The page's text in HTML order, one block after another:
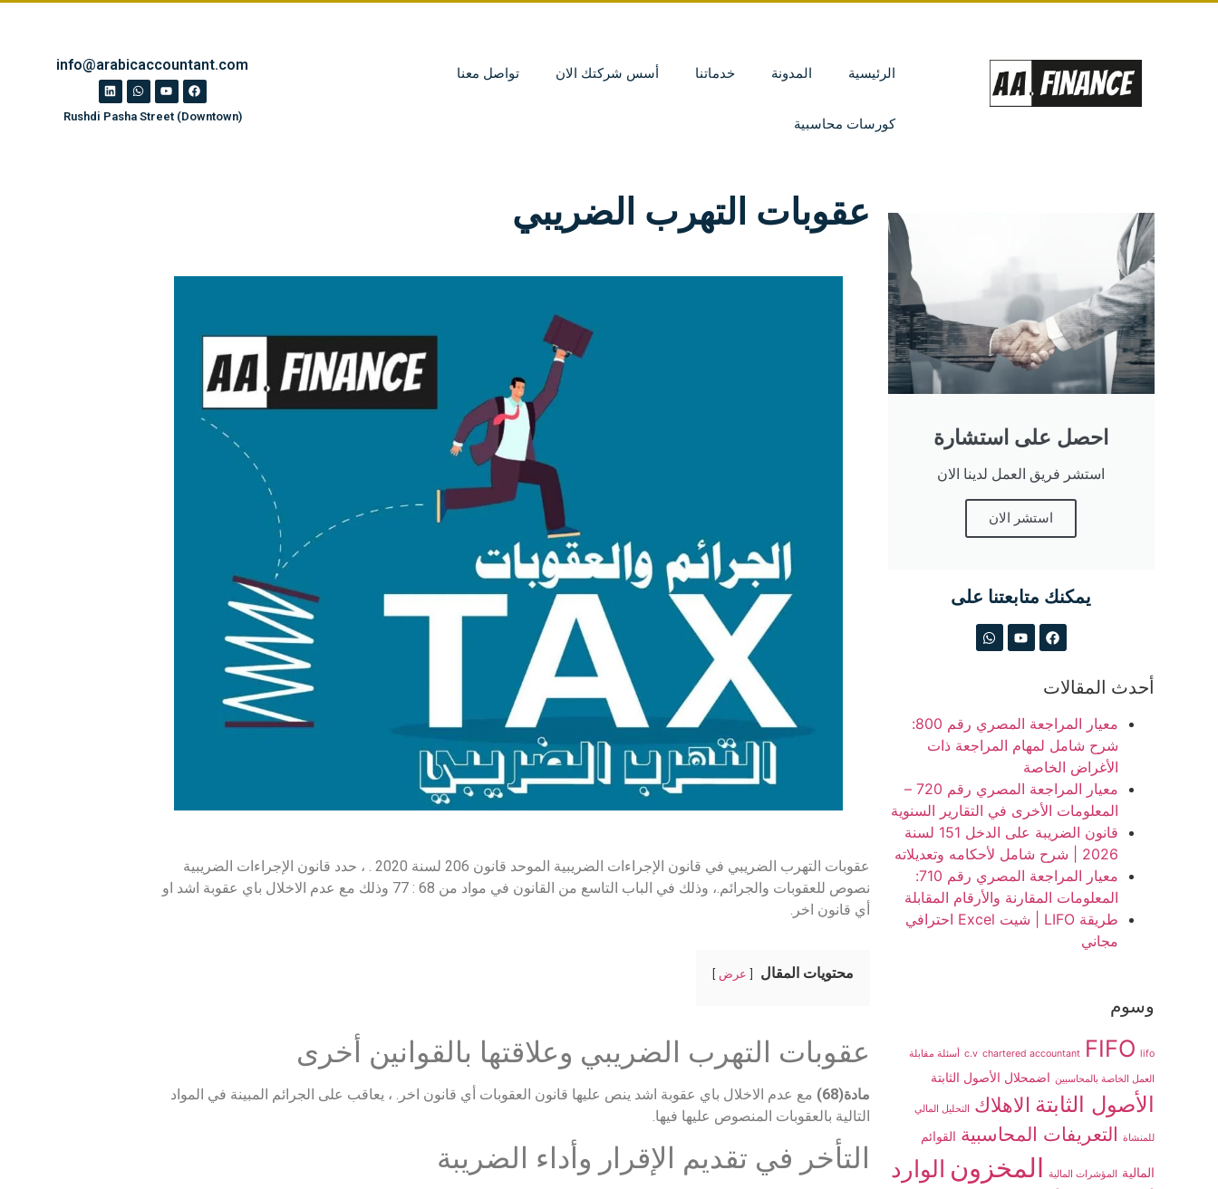
الرئيسية المدونة خدماتنا أسس شركتك الان تواصل معنا
كورسات محاسبية
info@arabicaccountant.com
Rushdi Pasha Street (Downtown)
احصل على استشارة
استشر فريق العمل لدينا الان
استشر الان
يمكنك متابعتنا على
أحدث المقالات
معيار المراجعة المصري رقم 800:
شرح شامل لمهام المراجعة ذات
الأغراض الخاصة
معيار المراجعة المصري رقم 720 –
المعلومات الأخرى في التقارير السنوية
قانون الضريبة على الدخل 151 لسنة
2026 | شرح شامل لأحكامه وتعديلاته
معيار المراجعة المصري رقم 710:
المعلومات المقارنة والأرقام المقابلة
طريقة LIFO | شيت Excel احترافي
مجاني
وسوم
c.v chartered accountant FIFO lifo أسئلة مقابلة
العمل الخاصة بالمحاسبين اضمحلال الأصول الثابتة
الأصول الثابتة الاهلاك التحليل المالي
للمنشاة التعريفات المحاسبية القوائم
المالية المؤشرات المالية المخزون الوارد
عقوبات التهرب الضريبي
عقوبات التهرب الضريبي في قانون الإجراءات الضريبية الموحد قانون 206 لسنة 2020 . ، حدد قانون الإجراءات الضريبية
نصوص للعقوبات والجرائم.، وذلك في الباب التاسع من القانون في مواد من 68 : 77 وذلك مع عدم الاخلال باي عقوبة اشد او
أي قانون اخر.
محتويات المقال عرض
عقوبات التهرب الضريبي وعلاقتها بالقوانين أخرى
مادة(68)
مع عدم الاخلال باي عقوبة اشد ينص عليها قانون العقوبات أي قانون اخر. ، يعاقب على الجرائم المبينة في المواد
التالية بالعقوبات المنصوص عليها فيها.
التأخر في تقديم الإقرار وأداء الضريبة